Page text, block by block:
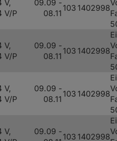
V,
V/P
09.09 -
08.11
103 1402998
V,
V/P
09.09 -
08.11
103 1402998
V,
V/P
09.09 -
08.11
103 1402998
V,
09.09 -
103 1402998